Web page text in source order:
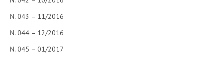
N. 043 – 11/2016
N. 044 – 12/2016
N. 045 – 01/2017